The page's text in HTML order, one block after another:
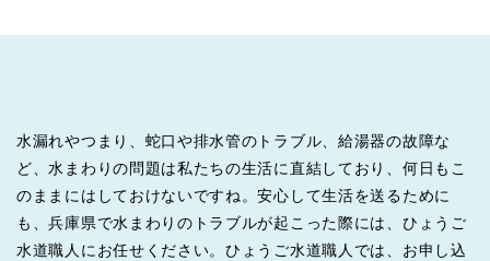
水漏れやつまり、蛇口や排水管のトラブル、給湯器の故障な
ど、水まわりの問題は私たちの生活に直結しており、何日もこ
のままにはしておけないですね。安心して生活を送るために
も、兵庫県で水まわりのトラブルが起こった際には、ひょうご
水道職人にお任せください。ひょうご水道職人では、お申し込